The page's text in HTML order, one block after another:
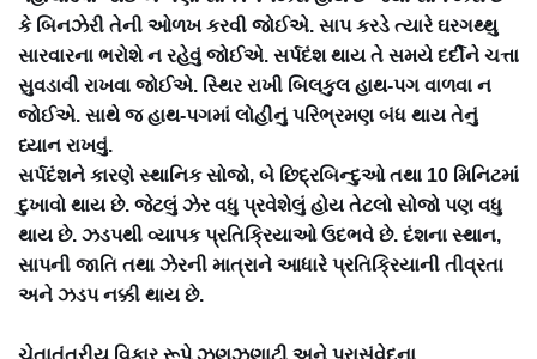
કે બિનઝેરી તેની ઓળખ કરવી જોઈએ. સાપ કરડે ત્યારે ઘરગથ્થુ
સારવારના ભરોશે ન રહેવું જોઈએ. સર્પદંશ થાય તે સમયે દર્દીને ચત્તા
સુવડાવી રાખવા જોઈએ. સ્થિર રાખી બિલકુલ હાથ-પગ વાળવા ન
જોઈએ. સાથે જ હાથ-પગમાં લોહીનું પરિભ્રમણ બંધ થાય તેનું
ધ્યાન રાખવું.
સર્પદંશને કારણે સ્થાનિક સોજો, બે છિદ્રબિન્દુઓ તથા 10 મિનિટમાં
દુખાવો થાય છે. જેટલું ઝેર વધુ પ્રવેશેલું હોય તેટલો સોજો પણ વધુ
થાય છે. ઝડપથી વ્યાપક પ્રતિક્રિયાઓ ઉદભવે છે. દંશના સ્થાન,
સાપની જાતિ તથા ઝેરની માત્રાને આધારે પ્રતિક્રિયાની તીવ્રતા
અને ઝડપ નક્કી થાય છે.
ચેતાતંત્રીય વિકાર રૂપે ઝણઝણાટી અને પરાસંવેદના